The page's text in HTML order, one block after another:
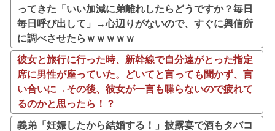
ってきた「いい加減に弟離れしたらどうですか？毎日
毎日呼び出して」→心辺りがないので、すぐに興信所
に調べさせたらｗｗｗｗｗ
彼女と旅行に行った時、新幹線で自分達がとった指定
席に男性が座っていた。どいてと言っても聞かず、言
い合いに→その後、彼女が一言も喋らないので疲れて
るのかと思ったら！？
義弟「妊娠したから結婚する！」披露宴で酒もタバコ